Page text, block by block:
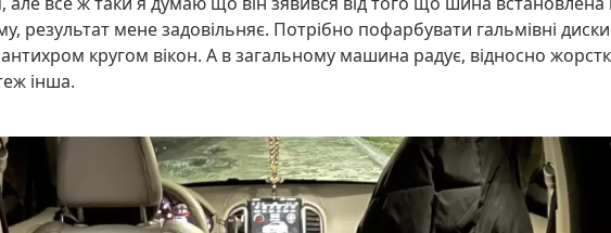
мене задовільняє. Потрібно пофарбувати гальмівні
кругом вікон. А в загальному машина радує, відносно
інша.